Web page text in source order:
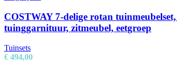
COSTWAY 7-delige rotan
tuinggarnituur, zitmeubel, eetgroep
Tuinsets
€ 494,00